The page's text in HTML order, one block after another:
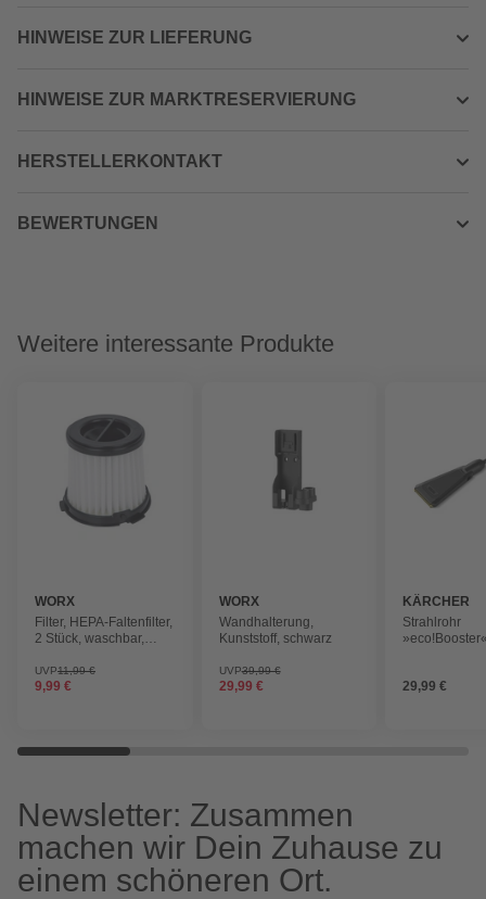
HINWEISE ZUR LIEFERUNG
HINWEISE ZUR MARKTRESERVIERUNG
HERSTELLERKONTAKT
BEWERTUNGEN
Weitere interessante Produkte
WORX
Filter, HEPA-Faltenfilter,
2 Stück, waschbar,
UVP11,99 €
9,99 €
WORX
Wandhalterung,
Kunststoff, schwarz
UVP39,99 €
29,99 €
KÄRCHER
Strahlrohr
29,99 €
Newsletter: Zusammen
machen wir Dein Zuhause zu
einem schöneren Ort.